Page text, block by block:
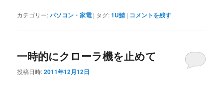
カテゴリー:パソコン・家電 | タグ:1U鯖 | コメントを残す
一時的にクローラ機を止めて
投稿日時:2011年12月12日